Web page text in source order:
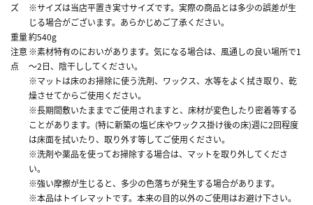
ズ
※サイズは当店平置き実寸サイズです。実際の商品とは多少の誤差が生
じる場合がございます。あらかじめご了承ください。
重量約540g
注意
点
※素材特有のにおいがあります。気になる場合は、風通しの良い場所で1
～2日、陰干ししてください。
※マットは床のお掃除に使う洗剤、ワックス、水等をよく拭き取り、乾
燥させてからご使用ください。
※長期間敷いたままでご使用されますと、床材が変色したり密着等する
ことがあります。(特に新築の塩ビ床やワックス掛け後の床)週に2回程度
は床面を拭いたり、取り外す等してご使用ください。
※洗剤や薬品を使ってお掃除する場合は、マットを取り外してくださ
い。
※強い摩擦が生じると、多少の色落ちが発生する場合があります。
※本品はトイレマットです。本来の目的以外のご使用はお避け下さい。